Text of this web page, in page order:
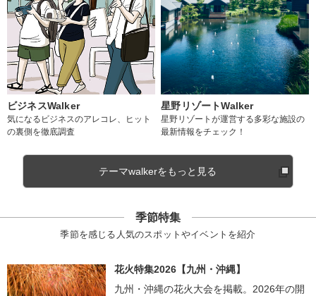
ビジネスWalker
気になるビジネスのアレコレ、ヒット
の裏側を徹底調査
星野リゾートWalker
星野リゾートが運営する多彩な施設の
最新情報をチェック！
テーマwalkerをもっと見る
季節特集
季節を感じる人気のスポットやイベントを紹介
花火特集2026【九州・沖縄】
九州・沖縄の花火大会を掲載。2026年の開